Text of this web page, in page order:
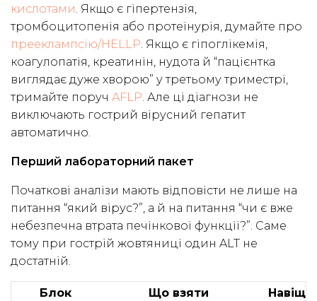
кислотами. Якщо є гіпертензія,
тромбоцитопенія або протеїнурія, думайте про
прееклампсію/HELLP. Якщо є гіпоглікемія,
коагулопатія, креатинін, нудота й “пацієнтка
виглядає дуже хворою” у третьому триместрі,
тримайте поруч AFLP. Але ці діагнози не
виключають гострий вірусний гепатит
автоматично.
Перший лабораторний пакет
Початкові аналізи мають відповісти не лише на
питання “який вірус?”, а й на питання “чи є вже
небезпечна втрата печінкової функції?”. Саме
тому при гострій жовтяниці один ALT не
достатній.
Блок Що взяти